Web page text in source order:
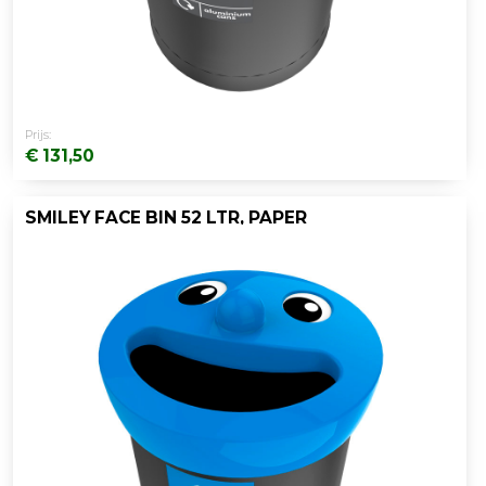
Prijs:
€ 131,50
SMILEY FACE BIN 52 LTR, PAPER